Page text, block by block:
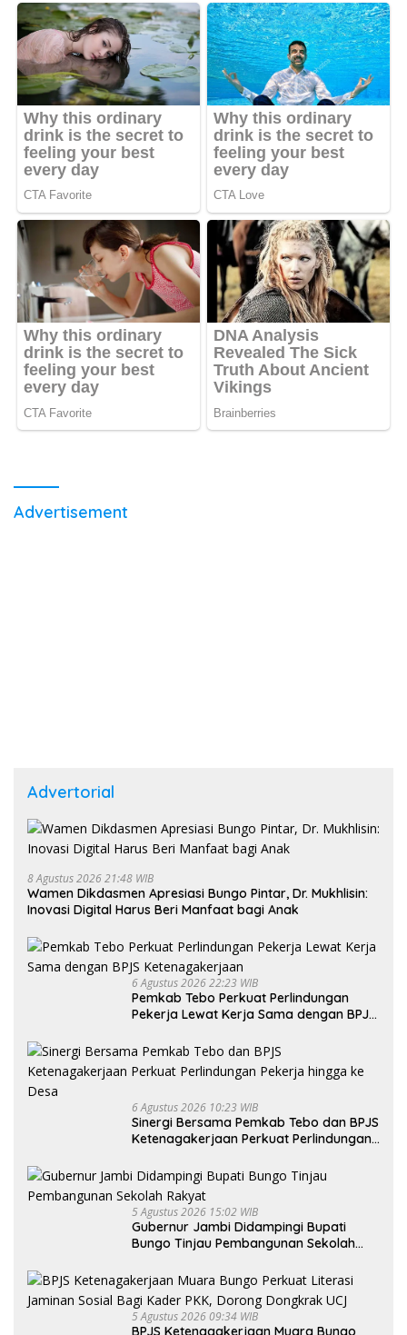
Advertisement
Advertorial
8 Agustus 2026 21:48 WIB
Wamen Dikdasmen Apresiasi Bungo Pintar, Dr. Mukhlisin:
Inovasi Digital Harus Beri Manfaat bagi Anak
6 Agustus 2026 22:23 WIB
Pemkab Tebo Perkuat Perlindungan
Pekerja Lewat Kerja Sama dengan BPJS
6 Agustus 2026 10:23 WIB
Sinergi Bersama Pemkab Tebo dan BPJS
Ketenagakerjaan Perkuat Perlindungan
5 Agustus 2026 15:02 WIB
Gubernur Jambi Didampingi Bupati
Bungo Tinjau Pembangunan Sekolah
5 Agustus 2026 09:34 WIB
BPJS Ketenagakerjaan Muara Bungo